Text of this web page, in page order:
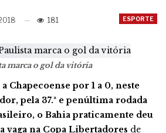
ESPORTE
181
marca o gol da vitória
Chapecoense por 1 a 0, neste
pela 37.ª e penúltima rodada
o Bahia praticamente deu
vaga na Copa Libertadores de